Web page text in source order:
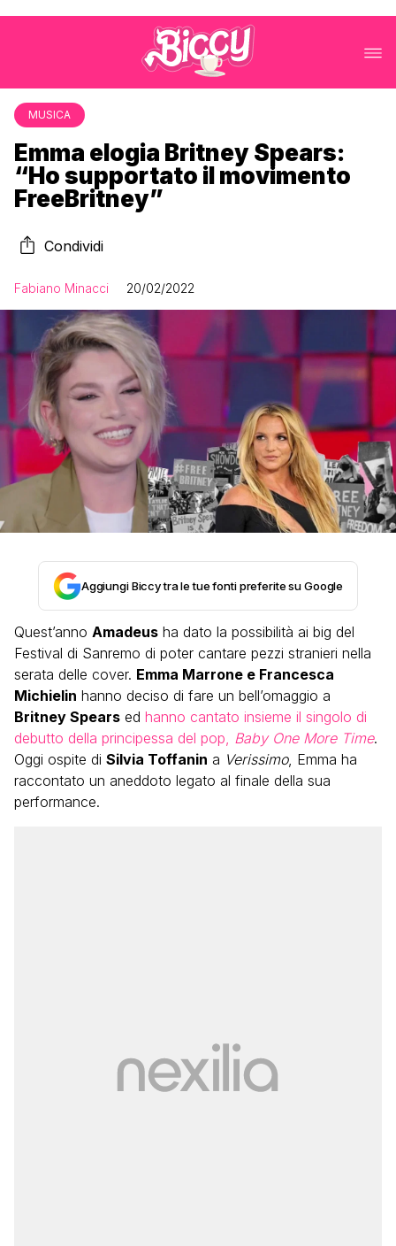
MUSICA
Emma elogia Britney Spears:
“Ho supportato il movimento
FreeBritney”
Condividi
Fabiano Minacci 20/02/2022
Aggiungi Biccy tra le tue fonti preferite su Google
Quest’anno Amadeus ha dato la possibilità ai big del
Festival di Sanremo di poter cantare pezzi stranieri nella
serata delle cover. Emma Marrone e Francesca
Michielin hanno deciso di fare un bell’omaggio a
Britney Spears ed hanno cantato insieme il singolo di
debutto della principessa del pop, Baby One More Time.
Oggi ospite di Silvia Toffanin a Verissimo, Emma ha
raccontato un aneddoto legato al finale della sua
performance.